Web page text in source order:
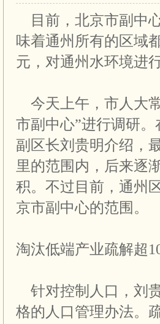
目前，北京市副中
味着通州所有的区域
元，对通州水环境进
今天上午，市人大
市副中心”进行调研
副区长刘贵明介绍，
里的范围内，后来逐
积。不过目前，通州
京市副中心的范围。
淘汰低端产业疏解超
针对控制人口，刘
格的人口管理办法。